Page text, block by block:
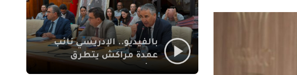
بالفيديو.. الإدريسي نائب
عمدة مراكش يتطرق